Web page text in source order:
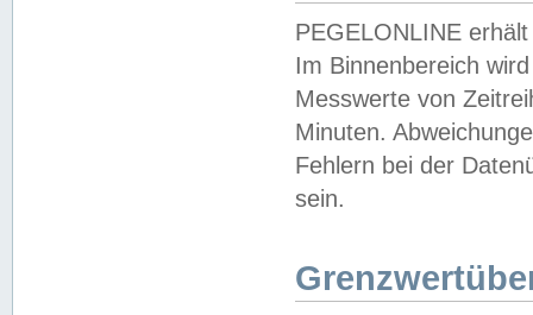
PEGELONLINE
Im Binnenbereich
Messwerte von
Minuten.
Fehlern bei der
sein.